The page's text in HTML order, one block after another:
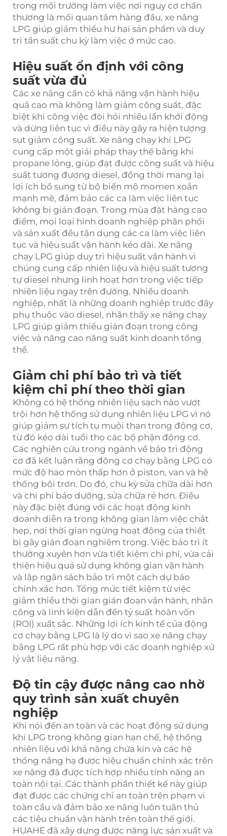
trong môi trường làm việc nơi nguy cơ chấn
thương là mối quan tâm hàng đầu, xe nâng
LPG giúp giảm thiểu hư hại sản phẩm và duy
trì tần suất chu kỳ làm việc ở mức cao.
Hiệu suất ổn định với công
suất vừa đủ
Các xe nâng cần có khả năng vận hành hiệu
quả cao mà không làm giảm công suất, đặc
biệt khi công việc đòi hỏi nhiều lần khởi động
và dừng liên tục vì điều này gây ra hiện tượng
sụt giảm công suất. Xe nâng chạy khí LPG
cung cấp một giải pháp thay thế bằng khí
propane lỏng, giúp đạt được công suất và hiệu
suất tương đương diesel, đồng thời mang lại
lợi ích bổ sung từ bộ biến mô momen xoắn
mạnh mẽ, đảm bảo các ca làm việc liên tục
không bị gián đoạn. Trong mùa đặt hàng cao
điểm, mọi loại hình doanh nghiệp phân phối
và sản xuất đều tận dụng các ca làm việc liên
tục và hiệu suất vận hành kéo dài. Xe nâng
chạy LPG giúp duy trì hiệu suất vận hành vì
chúng cung cấp nhiên liệu và hiệu suất tương
tự diesel nhưng linh hoạt hơn trong việc tiếp
nhiên liệu ngay trên đường. Nhiều doanh
nghiệp, nhất là những doanh nghiệp trước đây
phụ thuộc vào diesel, nhận thấy xe nâng chạy
LPG giúp giảm thiểu gián đoạn trong công
việc và nâng cao năng suất kinh doanh tổng
thể.
Giảm chi phí bảo trì và tiết
kiệm chi phí theo thời gian
Không có hệ thống nhiên liệu sạch nào vượt
trội hơn hệ thống sử dụng nhiên liệu LPG vì nó
giúp giảm sự tích tụ muội than trong động cơ,
từ đó kéo dài tuổi thọ các bộ phận động cơ.
Các nghiên cứu trong ngành về bảo trì động
cơ đã kết luận rằng động cơ chạy bằng LPG có
mức độ hao mòn thấp hơn ở piston, van và hệ
thống bôi trơn. Do đó, chu kỳ sửa chữa dài hơn
và chi phí bảo dưỡng, sửa chữa rẻ hơn. Điều
này đặc biệt đúng với các hoạt động kinh
doanh diễn ra trong không gian làm việc chật
hẹp, nơi thời gian ngừng hoạt động của thiết
bị gây gián đoạn nghiêm trọng. Việc bảo trì ít
thường xuyên hơn vừa tiết kiệm chi phí, vừa cải
thiện hiệu quả sử dụng không gian vận hành
và lập ngân sách bảo trì một cách dự báo
chính xác hơn. Tổng mức tiết kiệm từ việc
giảm thiểu thời gian gián đoạn vận hành, nhân
công và linh kiện dẫn đến tỷ suất hoàn vốn
(ROI) xuất sắc. Những lợi ích kinh tế của động
cơ chạy bằng LPG là lý do vì sao xe nâng chạy
bằng LPG rất phù hợp với các doanh nghiệp xử
lý vật liệu nặng.
Độ tin cậy được nâng cao nhờ
quy trình sản xuất chuyên
nghiệp
Khi nói đến an toàn và các hoạt động sử dụng
khí LPG trong không gian hạn chế, hệ thống
nhiên liệu với khả năng chứa kín và các hệ
thống nâng hạ được hiệu chuẩn chính xác trên
xe nâng đã được tích hợp nhiều tính năng an
toàn nội tại. Các thành phần thiết kế này giúp
đạt được các chứng chỉ an toàn trên phạm vi
toàn cầu và đảm bảo xe nâng luôn tuân thủ
các tiêu chuẩn vận hành trên toàn thế giới.
HUAHE đã xây dựng được năng lực sản xuất và